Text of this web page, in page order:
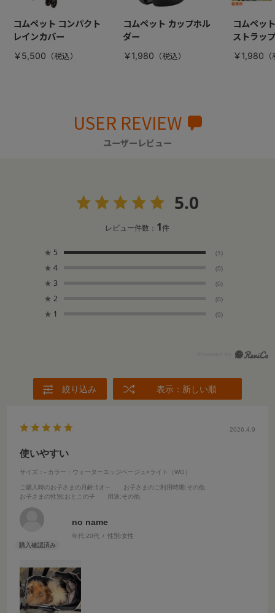
コムペット コンパクト
レインカバー
￥5,500
コムペット カップホル
ダー
￥1,980
コムペッ
ストラッ
￥1,980
USER REVIEW
ユーザーレビュー
5.0
レビュー件数： 1件
★ 5 (1)
★ 4 (0)
★ 3 (0)
★ 2 (0)
★ 1 (0)
絞り込み 表示：新しい順
2026.4.9
使いやすい
サイズ：- カラー：ウォーターエッジベージュ×ライト（WG）
ご購入時のお子さまの月齢:1才～ お子さまのご利用時期 :その他
お子さまの性別 :おとこの子 用途:その他
no name
年代:20代 性別:女性